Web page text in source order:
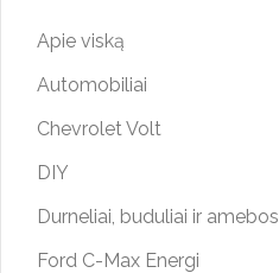
Apie viską
Automobiliai
Chevrolet Volt
DIY
Durneliai, buduliai ir amebos
Ford C-Max Energi